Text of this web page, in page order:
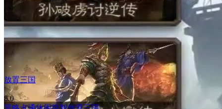
放置三国
8.0